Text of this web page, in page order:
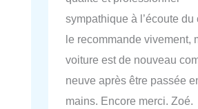
sympathique à l’écoute du
le recommande vivement,
voiture est de nouveau
neuve après être passée
mains. Encore merci. Zoé.